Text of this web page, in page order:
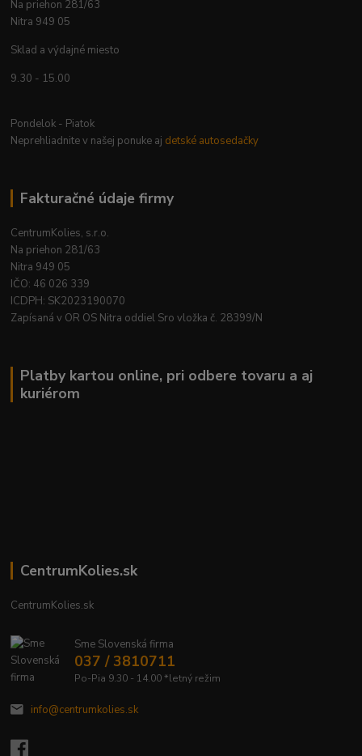
Na priehon 281/63
Nitra 949 05
Sklad a výdajné miesto
9.30 - 15.00
Pondelok - Piatok
Neprehliadnite v našej ponuke aj detské autosedačky
Fakturačné údaje firmy
CentrumKolies, s.r.o.
Na priehon 281/63
Nitra 949 05
IČO: 46 026 339
ICDPH: SK2023190070
Zapísaná v OR OS Nitra oddiel Sro vložka č. 28399/N
Platby kartou online, pri odbere tovaru a aj
kuriérom
CentrumKolies.sk
CentrumKolies.sk
Sme Slovenská firma
037 / 3810711
Po-Pia 9.30 - 14.00 *letný režim
info@centrumkolies.sk